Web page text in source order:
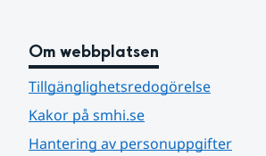
Om webbplatsen
Tillgänglighetsredogörelse
Kakor på smhi.se
Hantering av personuppgifter